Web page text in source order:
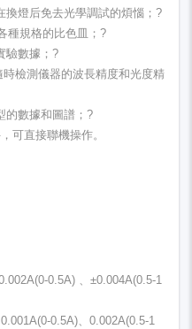
換燈后免去光學調試的煩惱；?
種規格的比色皿；?
驗數據；?
檢測儀器的波長精度和光度精
的數據和圖譜；?
可直接聯機操作。
0.5A) 、±0.004A(0.5-1
0.5A)、0.002A(0.5-1